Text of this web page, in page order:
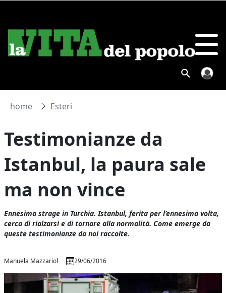
home Esteri
Testimonianze da
Istanbul, la paura sale
ma non vince
Ennesima strage in Turchia. Istanbul, ferita per l’ennesima volta,
cerca di rialzarsi e di tornare alla normalità. Come emerge da
queste testimonianze da noi raccolte.
Manuela Mazzariol 29/06/2016